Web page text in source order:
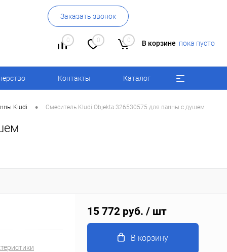
Заказать звонок
0 0 0 В корзине пока пусто
Контакты Каталог
Kludi • Смеситель Kludi Objekta 326530575 для ванны с душем
15 772 руб. / шт
В корзину